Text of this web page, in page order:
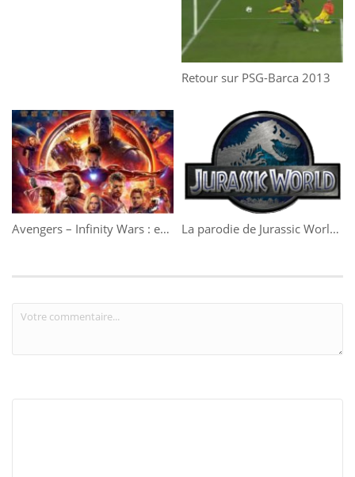
Retour sur PSG-Barca 2013
Avengers – Infinity Wars : enfin la bande-annonce ! La parodie de Jurassic World n’a rien à envier à la bande-annonce originale !